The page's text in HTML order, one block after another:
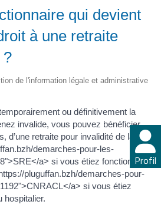
Profil
qui devient
à une retraite
?
de l'information légale et administrative
ou définitivement la
invalide, vous pouvez bénéficier,
d’une retraite pour invalidité de la part
demarches-pour-les-
a> si vous étiez fonctionnaire
pluguffan.bzh/demarches-pour-
a> si vous étiez
hospitalier.